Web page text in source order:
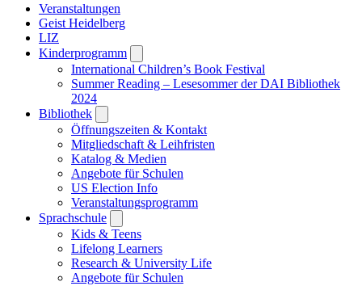
Veranstaltungen
Geist Heidelberg
LIZ
Kinderprogramm
submenu
International Children’s Book Festival
Summer Reading – Lesesommer der DAI Bibliothek
2024
Bibliothek
submenu
Öffnungszeiten & Kontakt
Mitgliedschaft & Leihfristen
Katalog & Medien
Angebote für Schulen
US Election Info
Veranstaltungsprogramm
Sprachschule
submenu
Kids & Teens
Lifelong Learners
Research & University Life
Angebote für Schulen